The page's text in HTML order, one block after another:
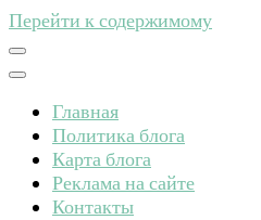
Перейти к содержимому
Главная
Политика блога
Карта блога
Реклама на сайте
Контакты